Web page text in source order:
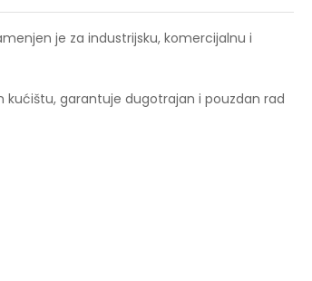
je za industrijsku, komercijalnu i
garantuje dugotrajan i pouzdan rad